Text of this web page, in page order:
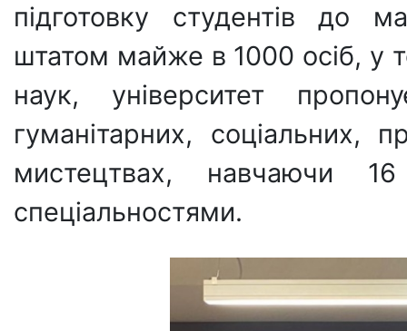
підготовку студентів до
штатом майже в 1000 осіб, у
наук, університет
гуманітарних, соціальних,
мистецтвах, навчаючи
спеціальностями.